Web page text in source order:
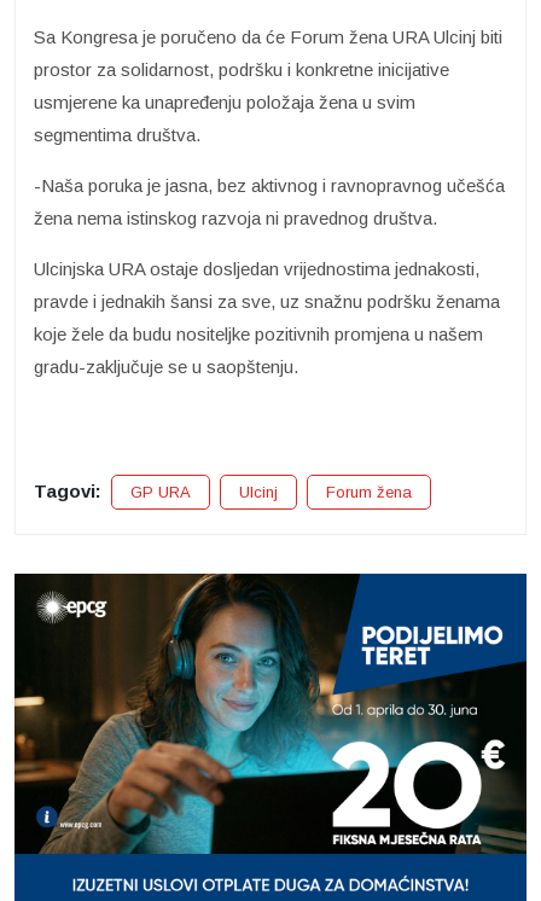
Sa Kongresa je poručeno da će Forum žena URA Ulcinj biti
prostor za solidarnost, podršku i konkretne inicijative
usmjerene ka unapređenju položaja žena u svim
segmentima društva.
-Naša poruka je jasna, bez aktivnog i ravnopravnog učešća
žena nema istinskog razvoja ni pravednog društva.
Ulcinjska URA ostaje dosljedan vrijednostima jednakosti,
pravde i jednakih šansi za sve, uz snažnu podršku ženama
koje žele da budu nositeljke pozitivnih promjena u našem
gradu-zaključuje se u saopštenju.
Tagovi: GP URA Ulcinj Forum žena